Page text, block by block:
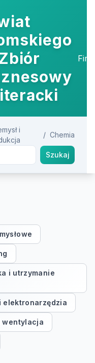
i
/ Chemia
Szukaj
i utrzymanie
elektronarzędzia
wentylacja